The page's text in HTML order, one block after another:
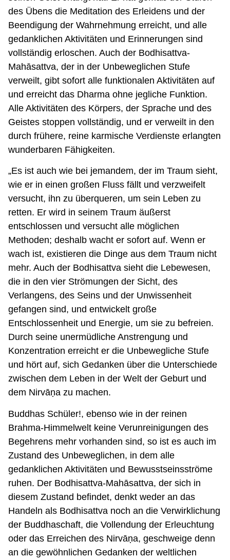
des Übens die Meditation des Erleidens und der
Beendigung der Wahrnehmung erreicht, und alle
gedanklichen Aktivitäten und Erinnerungen sind
vollständig erloschen. Auch der Bodhisattva-
Mahāsattva, der in der Unbeweglichen Stufe
verweilt, gibt sofort alle funktionalen Aktivitäten auf
und erreicht das Dharma ohne jegliche Funktion.
Alle Aktivitäten des Körpers, der Sprache und des
Geistes stoppen vollständig, und er verweilt in den
durch frühere, reine karmische Verdienste erlangten
wunderbaren Fähigkeiten.
„Es ist auch wie bei jemandem, der im Traum sieht,
wie er in einen großen Fluss fällt und verzweifelt
versucht, ihn zu überqueren, um sein Leben zu
retten. Er wird in seinem Traum äußerst
entschlossen und versucht alle möglichen
Methoden; deshalb wacht er sofort auf. Wenn er
wach ist, existieren die Dinge aus dem Traum nicht
mehr. Auch der Bodhisattva sieht die Lebewesen,
die in den vier Strömungen der Sicht, des
Verlangens, des Seins und der Unwissenheit
gefangen sind, und entwickelt große
Entschlossenheit und Energie, um sie zu befreien.
Durch seine unermüdliche Anstrengung und
Konzentration erreicht er die Unbewegliche Stufe
und hört auf, sich Gedanken über die Unterschiede
zwischen dem Leben in der Welt der Geburt und
dem Nirvāṇa zu machen.
Buddhas Schüler!, ebenso wie in der reinen
Brahma-Himmelwelt keine Verunreinigungen des
Begehrens mehr vorhanden sind, so ist es auch im
Zustand des Unbeweglichen, in dem alle
gedanklichen Aktivitäten und Bewusstseinsströme
ruhen. Der Bodhisattva-Mahāsattva, der sich in
diesem Zustand befindet, denkt weder an das
Handeln als Bodhisattva noch an die Verwirklichung
der Buddhaschaft, die Vollendung der Erleuchtung
oder das Erreichen des Nirvāṇa, geschweige denn
an die gewöhnlichen Gedanken der weltlichen